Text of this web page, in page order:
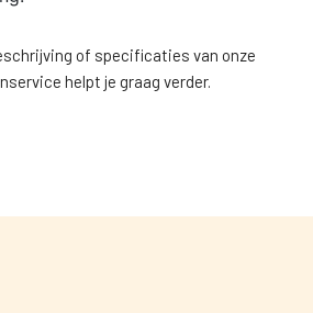
of specificaties van onze
helpt je graag verder.